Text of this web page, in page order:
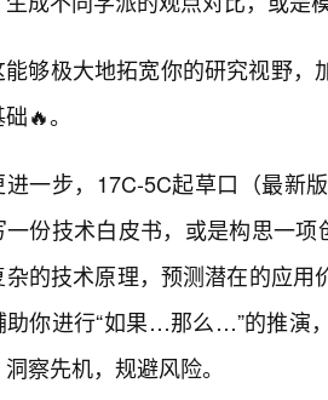
能够极大地拓宽你的研究视野，
🔥。
进一步，17C-5C起草口（最新
一份技术白皮书，或是构思一
杂的技术原理，预测潜在的应
助你进行“如果…那么…”的推演
察先机，规避风险。